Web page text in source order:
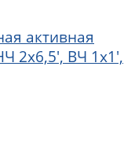
активная
2х6,5', ВЧ 1х1',